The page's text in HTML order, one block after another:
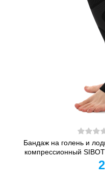
Бандаж на голень и
компрессионный